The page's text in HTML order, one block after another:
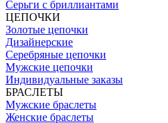
Серьги с бриллиантами
ЦЕПОЧКИ
Золотые цепочки
Дизайнерские
Серебряные цепочки
Мужские цепочки
Индивидуальные заказы
БРАСЛЕТЫ
Мужские браслеты
Женские браслеты